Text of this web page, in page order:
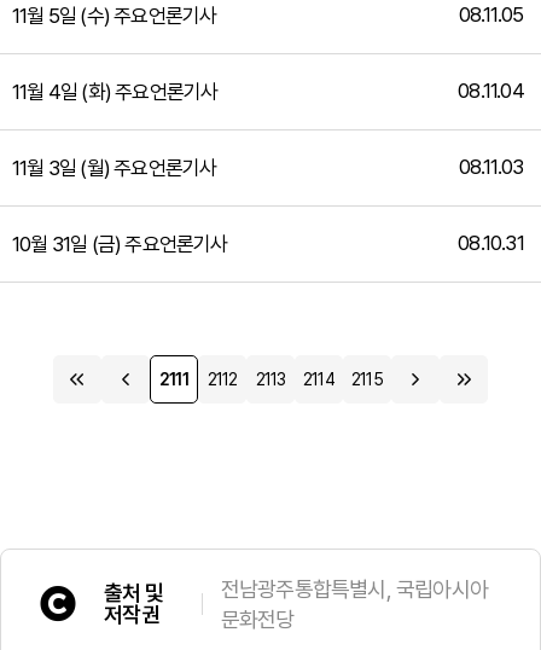
11월 5일 (수) 주요언론기사 08.11.05
11월 4일 (화) 주요언론기사 08.11.04
11월 3일 (월) 주요언론기사 08.11.03
10월 31일 (금) 주요언론기사 08.10.31
2111 2112 2113 2114 2115
출처 및
저작권
전남광주통합특별시, 국립아시아
문화전당